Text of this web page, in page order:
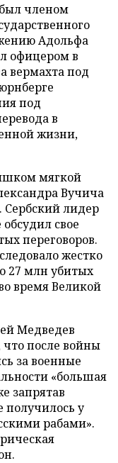
членом
Адольфа
офицером в
вермахта под
под
в
жизни,
мягкой
Вучича
Сербский лидер
свое
переговоров.
жестко
27 млн убитых
время Великой
Медведев
что после войны
за военные
«большая
запрятав
получилось у
рабами».